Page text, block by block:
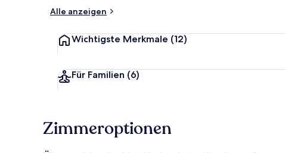
Alle anzeigen
Wichtigste Merkmale (12)
Für Familien (6)
Zimmeroptionen